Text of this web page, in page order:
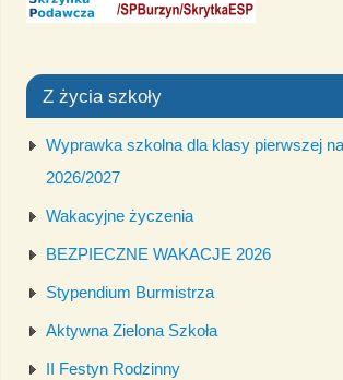
Z życia szkoły
Wyprawka szkolna dla klasy pierwszej
2026/2027
Wakacyjne życzenia
BEZPIECZNE WAKACJE 2026
Stypendium Burmistrza
Aktywna Zielona Szkoła
II Festyn Rodzinny